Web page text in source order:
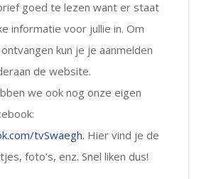
goed te lezen want er staat
informatie voor jullie in. Om
kun je je aanmelden
de website.
we ook nog onze eigen
tvSwaegh. Hier vind je de
foto’s, enz. Snel liken dus!